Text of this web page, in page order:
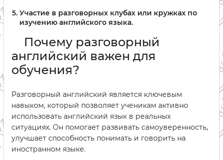
Участие в разговорных клубах или кружках по
изучению английского языка.
Почему разговорный
английский важен для
обучения?
Разговорный английский является ключевым
навыком, который позволяет ученикам активно
использовать английский язык в реальных
ситуациях. Он помогает развивать самоуверенность,
улучшает способность понимать и говорить на
иностранном языке.